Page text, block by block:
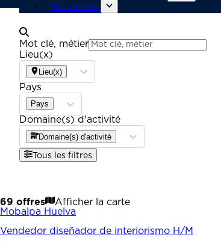
Nos métiers
Mot clé, métier
Lieu(x)
Lieu(x)
Pays
Pays
Domaine(s) d'activité
Domaine(s) d'activité
Tous les filtres
69 offres
Afficher la carte
Mobalpa Huelva
Vendedor diseñador de interiorismo H/M